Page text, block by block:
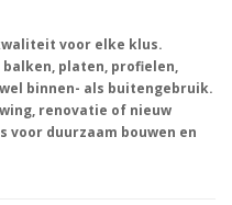
voor elke klus.
platen, profielen,
binnen- als buitengebruik.
renovatie of nieuw
voor duurzaam bouwen en